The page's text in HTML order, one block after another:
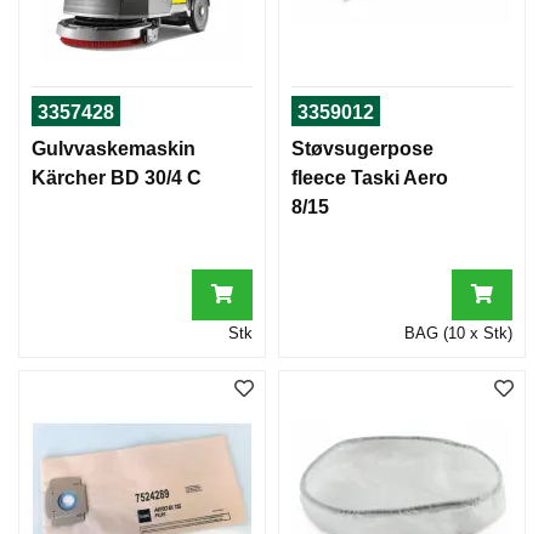
3357428
Gulvvaskemaskin
Kärcher BD 30/4 C
Stk
3359012
Støvsugerpose
fleece Taski Aero
8/15
BAG (10 x Stk)